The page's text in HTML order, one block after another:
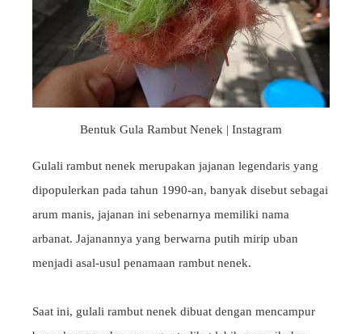
Bentuk Gula Rambut Nenek | Instagram
Gulali rambut nenek merupakan jajanan legendaris yang
dipopulerkan pada tahun 1990-an, banyak disebut sebagai
arum manis, jajanan ini sebenarnya memiliki nama
arbanat. Jajanannya yang berwarna putih mirip uban
menjadi asal-usul penamaan rambut nenek.
Saat ini, gulali rambut nenek dibuat dengan mencampur